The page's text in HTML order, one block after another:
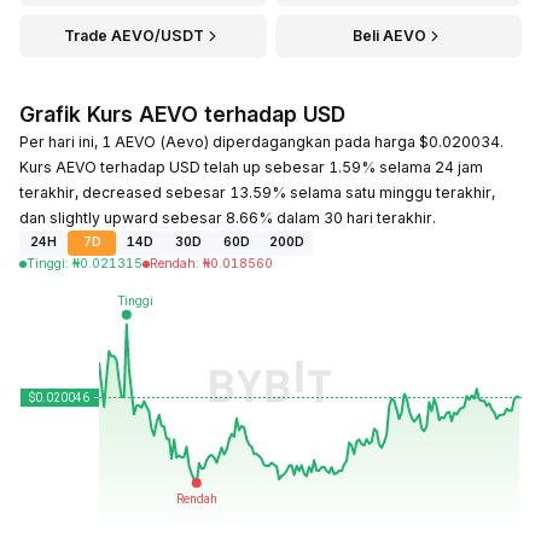
Trade AEVO/USDT Beli AEVO
Grafik Kurs AEVO terhadap USD
Per hari ini, 1 AEVO (Aevo) diperdagangkan pada harga $0.020034.
Kurs AEVO terhadap USD telah up sebesar 1.59% selama 24 jam
terakhir, decreased sebesar 13.59% selama satu minggu terakhir,
dan slightly upward sebesar 8.66% dalam 30 hari terakhir.
24H 7D 14D 30D 60D
200D
Tinggi: ₦0.021315 Rendah: ₦0.018560
Terakhir Diperbarui: 2026-08-08, 17:27 GMT+0